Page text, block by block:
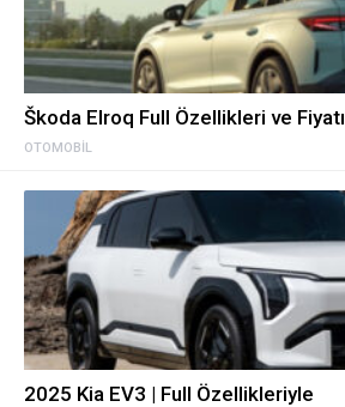
OTOMOBIL
Škoda Elroq Full Özellikleri ve Fiyatı
2025 Kia EV3 | Full Özellikleriyle